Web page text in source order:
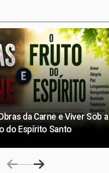
da Carne e Viver Sob a
do Espírito Santo